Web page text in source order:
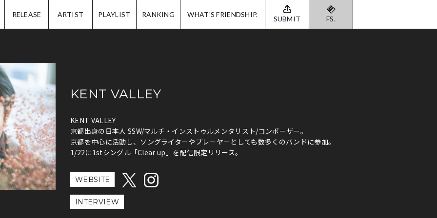
RELEASE ARTIST PLAYLIST RANKING WHAT'S FRIENDSHIP. SUBMIT FS.
KENT VALLEY
KENT VALLEY
京都出身の日本人 SSW/マルチ・インストゥルメンタリスト/コンポーザー。
京都を中心に活動し、ソングライターやプレーヤーとしても数多くのバンドに参加。
1/22に1stシングル「Clear up」を配信限定リリース。
WEBSITE
INTERVIEW